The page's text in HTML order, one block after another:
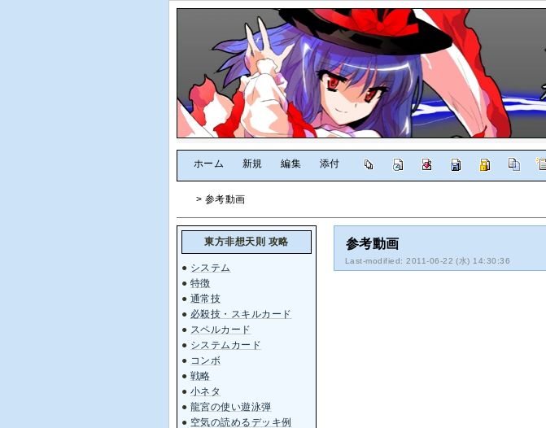
ホーム 新規 編集 添付
> 参考動画
参考動画
Last-modified: 2011-06-22 (水) 14:30:36
東方非想天則 攻略
● システム
● 特徴
● 通常技
● 必殺技・スキルカード
● スペルカード
● システムカード
● コンボ
● 戦略
● 小ネタ
● 龍宮の使い遊泳弾
● 空気の読めるデッキ例